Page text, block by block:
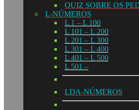
QUIZ SOBRE OS
L-NÚMEROS
L 1 – L 100
L 101 – L 200
L 201 – L 300
L 301 – L 400
L 401 – L 500
L 501 –
LDA-NÚMEROS